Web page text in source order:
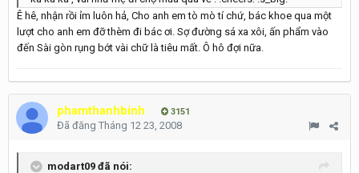
Ê hê, nhận rồi ỉm luôn hả, Cho anh em tò mò tí chứ, bác khoe qua một
lượt cho anh em đỡ thèm đi bác ơi. Sợ đường sá xa xôi, ấn phẩm vào
đến Sài gòn rụng bớt vài chữ là tiêu mất. Ô hô đợi nữa.
phamthanhbinh 3151
Đã đăng Tháng 12 23, 2008
modart09 đã nói: